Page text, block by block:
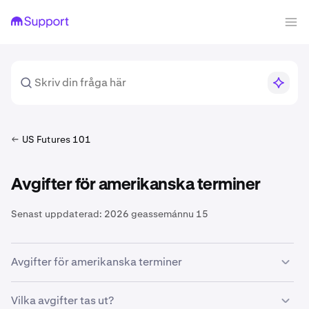
US Futures 101
Avgifter för amerikanska terminer
Senast uppdaterad: 2026 geassemánnu 15
Avgifter för amerikanska terminer
Handel med terminer på Kraken Derivatives US innebär
Vilka avgifter tas ut?